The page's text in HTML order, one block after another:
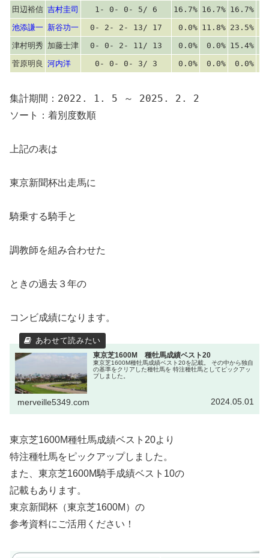
田辺裕信 吉村圭司 1- 0- 0- 5/ 6 16.7% 16.7% 16.7%
池添謙一 新谷功一 0- 2- 2- 13/ 17 0.0% 11.8% 23.5%
津村明秀 加藤士津 0- 0- 2- 11/ 13 0.0% 0.0% 15.4%
菅原明良 河内洋 0- 0- 0- 3/ 3 0.0% 0.0% 0.0%
集計期間：2022. 1. 5 ～ 2025. 2. 2
ソート：着別度数順
上記の表は
東京新聞杯出走馬に
騎乗する騎手と
調教師を組み合わせた
ときの過去３年の
コンビ成績になります。
東京芝1600M 種牡馬成績ベスト20
東京芝1600M種牡馬成績ベスト20を記載。 その中から独自
の基準をクリアした種牡馬を 特注種牡馬としてピックアッ
プしました。
merveille5349.com 2024.05.01
東京芝1600M種牡馬成績ベスト20より
特注種牡馬をピックアップしました。
また、東京芝1600M騎手成績ベスト10の
記載もあります。
東京新聞杯（東京芝1600M）の
参考資料にご活用ください！